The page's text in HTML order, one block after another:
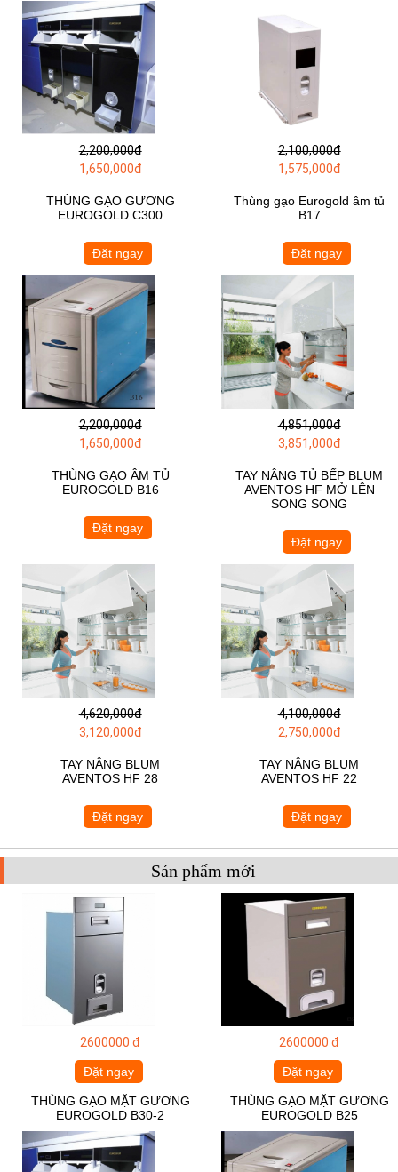
2,200,000đ
1,650,000đ
THÙNG GẠO GƯƠNG
EUROGOLD C300
Đặt ngay
2,100,000đ
1,575,000đ
Thùng gạo Eurogold âm tủ
B17
Đặt ngay
2,200,000đ
1,650,000đ
THÙNG GẠO ÂM TỦ
EUROGOLD B16
Đặt ngay
4,851,000đ
3,851,000đ
TAY NÂNG TỦ BẾP BLUM
AVENTOS HF MỞ LÊN
SONG SONG
Đặt ngay
4,620,000đ
3,120,000đ
TAY NÂNG BLUM
AVENTOS HF 28
Đặt ngay
4,100,000đ
2,750,000đ
TAY NÂNG BLUM
AVENTOS HF 22
Đặt ngay
Sản phẩm mới
2600000 đ
Đặt ngay
THÙNG GẠO MẶT GƯƠNG
EUROGOLD B30-2
2600000 đ
Đặt ngay
THÙNG GẠO MẶT GƯƠNG
EUROGOLD B25